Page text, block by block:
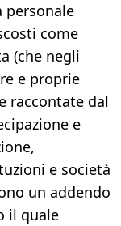
personale
come
(che negli
e proprie
raccontate dal
e
e società
un addendo
il quale